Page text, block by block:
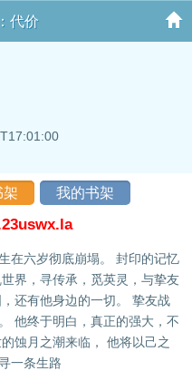
代价
架 我的书架
在六岁彻底崩塌。 封印的记忆
界，寻传承，觅英灵，与挚友
还有他身边的一切。 挚友战
他终于明白，真正的强大，不
蚀月之潮来临， 他将以己之
一条生路